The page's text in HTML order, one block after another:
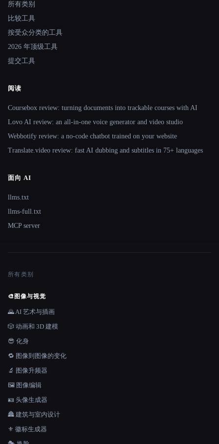
所有类别
比较工具
按受众分类的工具
2026 年顶级工具
提交工具
阅读
Coursebox review: turning documents into trackable courses with AI
Lovo AI review: an all-in-one voice generator and video studio
Webbotify review: a no-code chatbot trained on your website
Translate.video review: fast AI dubbing and subtitles in 75+ languages
面向 AI
llms.txt
llms-full.txt
MCP server
所有类别
🎨 图像与视觉
🌄 AI 艺术与插画
🎲 动画和 3D 建模
😎 化身
🔁 图像到图像的变化
🔬 图像升频器
🖼️ 图像编辑
🪪 头像生成器
🏯 建筑与室内设计
⚜️ 徽标生成器